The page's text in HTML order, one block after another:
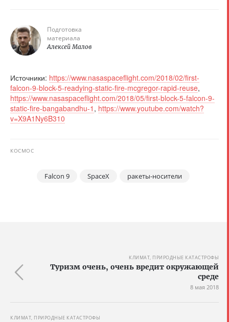
Подготовка
материала
Алексей Малов
Источники: https://www.nasaspaceflight.com/2018/02/first-
falcon-9-block-5-readying-static-fire-mcgregor-rapid-reuse,
https://www.nasaspaceflight.com/2018/05/first-block-5-falcon-9-
static-fire-bangabandhu-1 , https://www.youtube.com/watch?
v=X9A1Ny6B310
КОСМОС
Falcon 9 SpaceX ракеты-носители
КЛИМАТ, ПРИРОДНЫЕ КАТАСТРОФЫ
Туризм очень, очень вредит окружающей
среде
8 мая 2018
КЛИМАТ, ПРИРОДНЫЕ КАТАСТРОФЫ